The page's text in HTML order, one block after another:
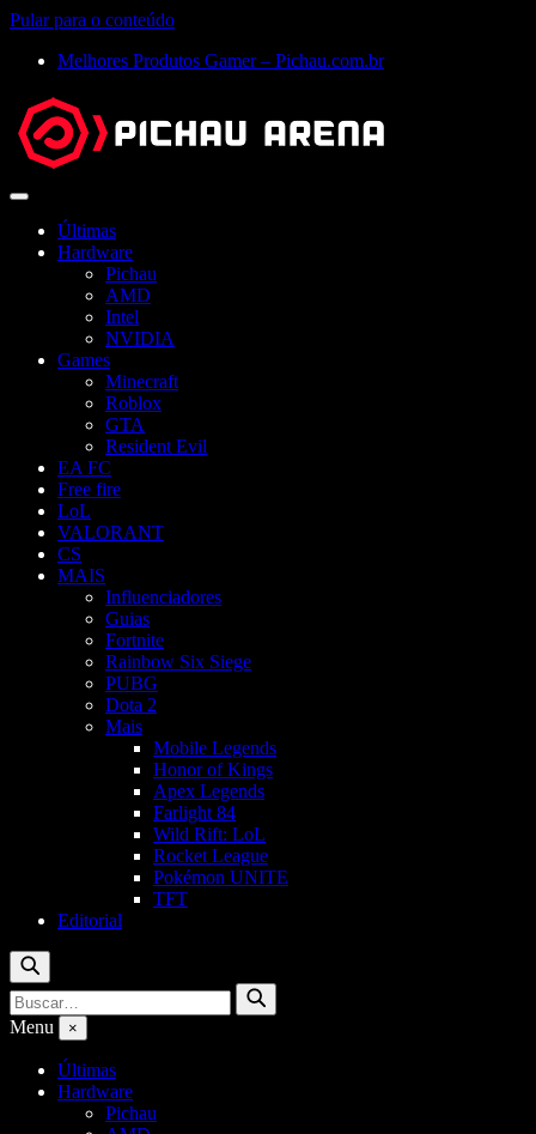
Pular para o conteúdo
Melhores Produtos Gamer – Pichau.com.br
Abrir
Últimas
Hardware
Pichau
AMD
Intel
NVIDIA
Games
Minecraft
Roblox
GTA
Resident Evil
EA FC
Free fire
LoL
VALORANT
CS
MAIS
Influenciadores
Guias
Fortnite
Rainbow Six Siege
PUBG
Dota 2
Mais
Mobile Legends
Honor of Kings
Apex Legends
Farlight 84
Wild Rift: LoL
Rocket League
Pokémon UNITE
TFT
Editorial
Buscar
Buscar
por:
Buscar
Menu ×
Últimas
Hardware
Pichau